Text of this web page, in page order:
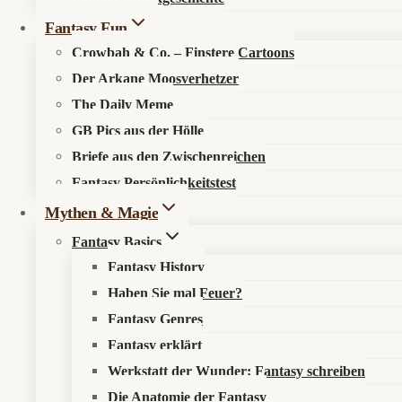
Fantasy Fun
Crowbah & Co. – Finstere Cartoons
Der Arkane Moosverhetzer
The Daily Meme
GB Pics aus der Hölle
Briefe aus den Zwischenreichen
Fantasy Persönlichkeitstest
Mythen & Magie
Fantasy Basics
Fantasy History
Haben Sie mal Feuer?
Fantasy Genres
Fantasy erklärt
Werkstatt der Wunder: Fantasy schreiben
Die Anatomie der Fantasy
🔍Suche im Fantasykosmos
Spüre verborgene Pfade auf, entdecke neue Werke oder